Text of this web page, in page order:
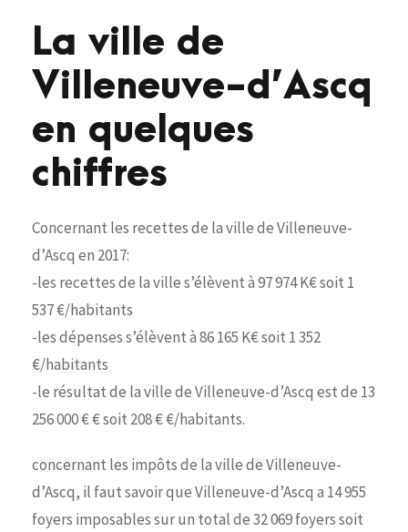
La ville de
Villeneuve-d’Ascq
en quelques
chiffres
Concernant les recettes de la ville de Villeneuve-
d’Ascq en 2017:
-les recettes de la ville s’élèvent à 97 974 K€ soit 1
537 €/habitants
-les dépenses s’élèvent à 86 165 K€ soit 1 352
€/habitants
-le résultat de la ville de Villeneuve-d’Ascq est de 13
256 000 € € soit 208 € €/habitants.
concernant les impôts de la ville de Villeneuve-
d’Ascq, il faut savoir que Villeneuve-d’Ascq a 14 955
foyers imposables sur un total de 32 069 foyers soit